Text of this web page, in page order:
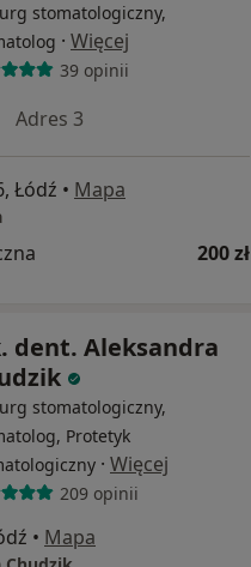
stomatologiczny,
· Więcej
39 opinii
Adres 3
Łódź • Mapa
200 zł
dent. Aleksandra
stomatologiczny,
Protetyk
· Więcej
209 opinii
• Mapa